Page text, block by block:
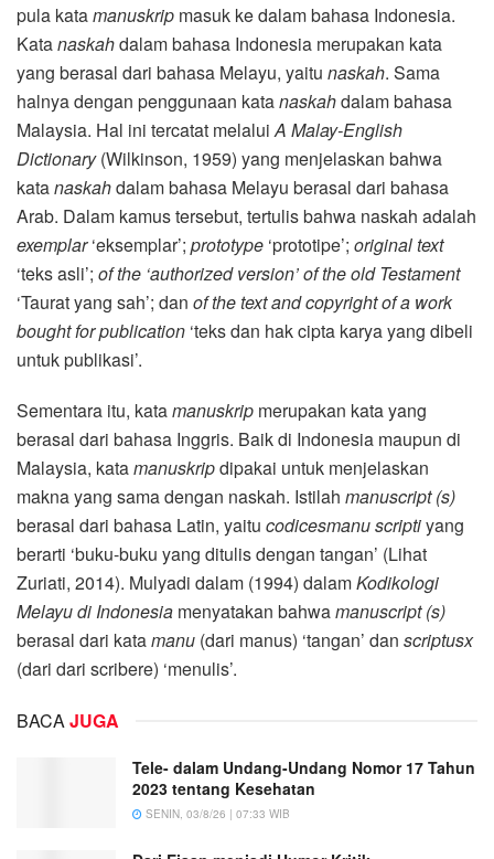
pula katamanuskrip masuk ke dalam bahasa Indonesia.
Katanaskahdalam bahasa Indonesia merupakan kata
yang berasal dari bahasa Melayu, yaitu naskah. Sama
halnya dengan penggunaan katanaskahdalam bahasa
Malaysia. Hal ini tercatat melaluiA Malay-English
Dictionary(Wilkinson, 1959) yang menjelaskan bahwa
katanaskahdalam bahasa Melayu berasal dari bahasa
Arab. Dalam kamus tersebut, tertulis bahwa naskah adalah
exemplar‘eksemplar’; prototype ‘prototipe’; original text
‘teks asli’; of the ‘authorized version’ of the old Testament
‘Taurat yang sah’; dan of the text and copyrightof a work
bought for publication ‘teks dan hak cipta karya yang dibeli
untuk publikasi’.
Sementara itu, katamanuskrip merupakan kata yang
berasal dari bahasa Inggris. Baik di Indonesia maupun di
Malaysia, katamanuskripdipakai untuk menjelaskan
makna yang sama dengan naskah. Istilah manuscript (s)
berasal dari bahasa Latin, yaitu codicesmanu scriptiyang
berarti ‘buku-buku yang ditulis dengan tangan’ (Lihat
Zuriati, 2014). Mulyadi dalam (1994) dalamKodikologi
Melayu di Indonesia menyatakan bahwamanuscript (s)
berasal dari katamanu (dari manus) ‘tangan’ dan scriptusx
(dari dari scribere) ‘menulis’.
BACAJUGA
Tele- dalam Undang-Undang Nomor 17 Tahun
2023 tentang Kesehatan
SENIN, 03/8/26 | 07:33 WIB